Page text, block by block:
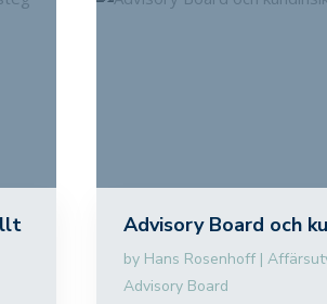
Advisory Board och
by Hans Rosenhoff |
Advisory Board